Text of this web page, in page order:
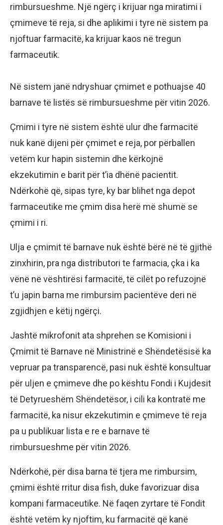
rimbursueshme. Një ngërç i krijuar nga miratimi i
çmimeve të reja, si dhe aplikimi i tyre në sistem pa
njoftuar farmacitë, ka krijuar kaos në tregun
farmaceutik.
Në sistem janë ndryshuar çmimet e pothuajse 40
barnave të listës së rimbursueshme për vitin 2026.
Çmimi i tyre në sistem është ulur dhe farmacitë
nuk kanë dijeni për çmimet e reja, por përballen
vetëm kur hapin sistemin dhe kërkojnë
ekzekutimin e barit për t’ia dhënë pacientit.
Ndërkohë që, sipas tyre, ky bar blihet nga depot
farmaceutike me çmim disa herë më shumë se
çmimi i ri.
Ulja e çmimit të barnave nuk është bërë në të gjithë
zinxhirin, pra nga distributori te farmacia, çka i ka
vënë në vështirësi farmacitë, të cilët po refuzojnë
t’u japin barna me rimbursim pacientëve deri në
zgjidhjen e këtij ngërçi.
Jashtë mikrofonit ata shprehen se Komisioni i
Çmimit të Barnave në Ministrinë e Shëndetësisë ka
vepruar pa transparencë, pasi nuk është konsultuar
për uljen e çmimeve dhe po kështu Fondi i Kujdesit
të Detyrueshëm Shëndetësor, i cili ka kontratë me
farmacitë, ka nisur ekzekutimin e çmimeve të reja
pa u publikuar lista e re e barnave të
rimbursueshme për vitin 2026.
Ndërkohë, për disa barna të tjera me rimbursim,
çmimi është rritur disa fish, duke favorizuar disa
kompani farmaceutike. Në faqen zyrtare të Fondit
është vetëm ky njoftim, ku farmacitë që kanë